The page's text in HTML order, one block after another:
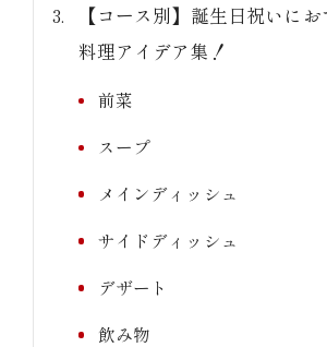
【コース別】誕生日祝いに
料理アイデア集！
前菜
スープ
メインディッシュ
サイドディッシュ
デザート
飲み物